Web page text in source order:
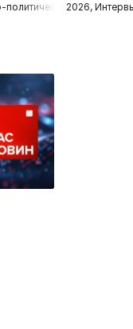
2026,